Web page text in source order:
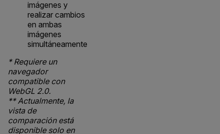
imágenes y
realizar cambios
en ambas
imágenes
simultáneamente
* Requiere un
navegador
compatible con
WebGL 2.0.
** Actualmente, la
vista de
comparación está
disponible solo en